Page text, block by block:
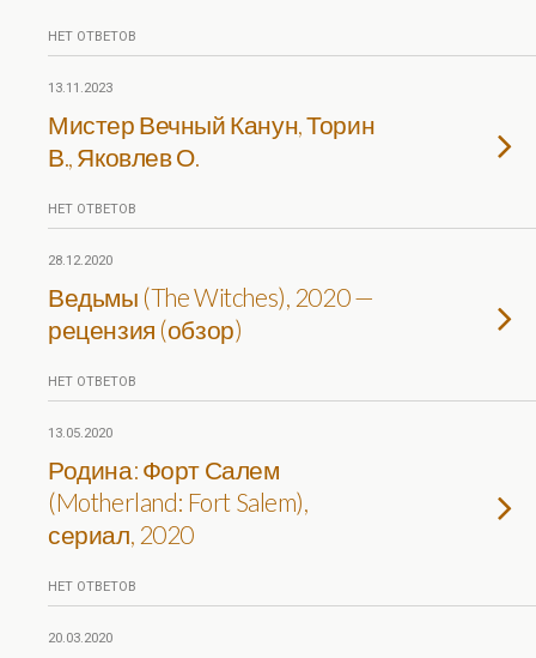
НЕТ ОТВЕТОВ
13.11.2023
Мистер Вечный Канун, Торин
В., Яковлев О.
НЕТ ОТВЕТОВ
28.12.2020
Ведьмы (The Witches), 2020 —
рецензия (обзор)
НЕТ ОТВЕТОВ
13.05.2020
Родина: Форт Салем
(Motherland: Fort Salem),
сериал, 2020
НЕТ ОТВЕТОВ
20.03.2020